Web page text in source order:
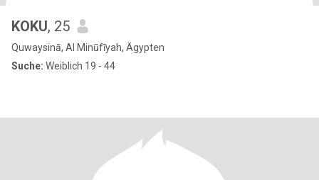
KOKU, 25
Quwaysinā, Al Minūfīyah, Ägypten
Suche: Weiblich 19 - 44